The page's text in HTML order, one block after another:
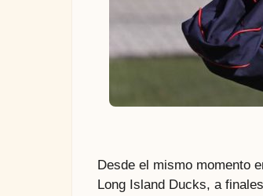
Desde el mismo momento
Long Island Ducks, a